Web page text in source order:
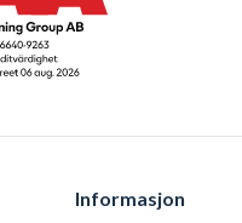
Informasjon